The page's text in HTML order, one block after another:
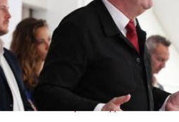
Non au front unique des appareils !